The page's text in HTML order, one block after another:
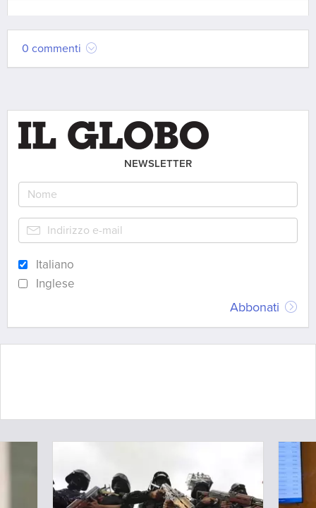
0 commenti
NEWSLETTER
Italiano
Inglese
Abbonati